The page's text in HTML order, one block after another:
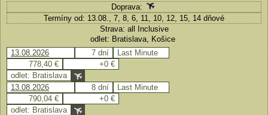
Doprava:
Termíny od: 13.08., 7, 8, 6, 11, 10, 12, 15, 14 dňové
Strava: all Inclusive
odlet: Bratislava, Košice
13.08.2026
7 dní
Last Minute
778,40 €
+0 €
odlet: Bratislava
13.08.2026
8 dní
Last Minute
790,04 €
+0 €
odlet: Bratislava